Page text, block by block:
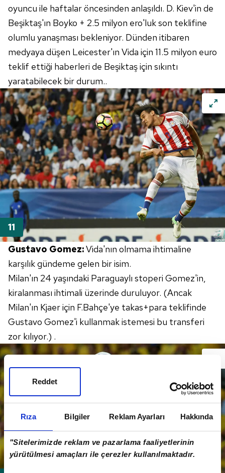
Rıza Bilgiler Reklam Ayarları Hakkında
"Sitelerimizde reklam ve pazarlama faaliyetlerinin
yürütülmesi amaçları ile çerezler kullanılmaktadır.
Reddet
oyuncu ile haftalar öncesinden anlaşıldı. D. Kiev'in de
Beşiktaş'ın Boyko + 2.5 milyon ero'luk son teklifine
olumlu yanaşması bekleniyor. Dünden itibaren
medyaya düşen Leicester'ın Vida için 11.5 milyon euro
teklif ettiği haberleri de Beşiktaş için sıkıntı
yaratabilecek bir durum..
Gustavo Gomez:Vida'nın olmama ihtimaline
karşılık gündeme gelen bir isim.
Milan'ın 24 yaşındaki Paraguaylı stoperi Gomez'in,
kiralanması ihtimali üzerinde duruluyor. (Ancak
Milan'ın Kjaer için F.Bahçe'ye takas+para teklifinde
Gustavo Gomez'i kullanmak istemesi bu transferi
zor kılıyor.) .